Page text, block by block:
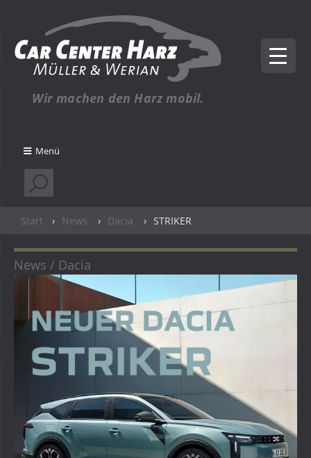
Wir machen den Harz mobil.
Menü
Start › News › Dacia › STRIKER
News Dacia